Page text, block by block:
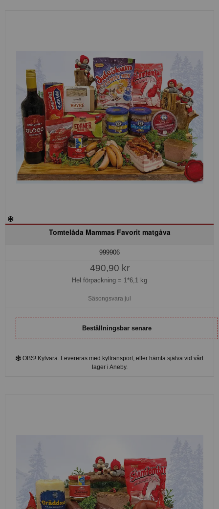
Tomtelåda Mammas Favorit matgåva
999906
490,90 kr
Hel förpackning = 1*6,1 kg
Säsongsvara jul
Beställningsbar senare
OBS! Kylvara. Levereras med kyltransport, eller hämta själva vid vårt
lager i Aneby.